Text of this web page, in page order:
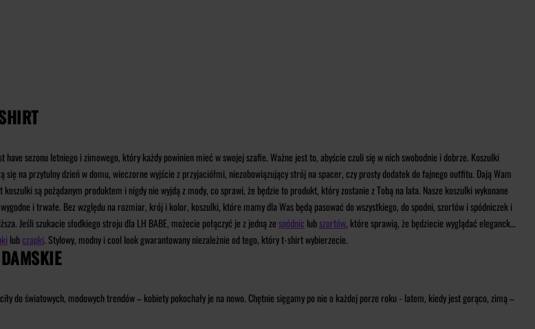
sezonu letniego i zimowego, który każdy powinien mieć w swojej szafie. Ważne jest to, abyście czuli się w nich swobodnie i dobrze. Koszulki
na przytulny dzień w domu, wieczorne wyjście z przyjaciółmi, niezobowiązujący strój na spacer, czy prosty dodatek do fajnego outfitu. Dają Wam
są pożądanym produktem i nigdy nie wyjdą z mody, co sprawi, że będzie to produkt, który zostanie z Tobą na lata. Nasze koszulki wykonane
i trwałe. Bez względu na rozmiar, krój i kolor, koszulki, które mamy dla Was będą pasować do wszystkiego, do spodni, szortów i spódniczek i
Jeśli szukacie słodkiego stroju dla LH BABE, możecie połączyć je z jedną zespódnic lubszortów, które sprawią, że będziecie wyglądać elegancko
lubczapki. Stylowy, modny i cool look gwarantowany niezależnie od tego, który t-shirt wybierzecie.
do światowych, modowych trendów – kobiety pokochały je na nowo. Chętnie sięgamy po nie o każdej porze roku - latem, kiedy jest gorąco, zimą –